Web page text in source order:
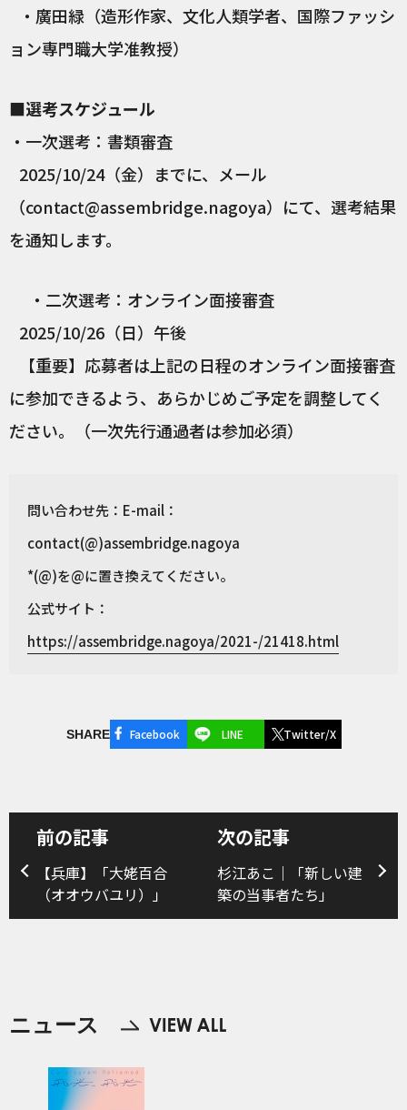
・廣田緑（造形作家、文化人類学者、国際ファッシ
ョン専門職大学准教授）
■選考スケジュール
・一次選考：書類審査
2025/10/24（金）までに、メール
（contact@assembridge.nagoya）にて、選考結果
を通知します。
・二次選考：オンライン面接審査
2025/10/26（日）午後
【重要】応募者は上記の日程のオンライン面接審査
に参加できるよう、あらかじめご予定を調整してく
ださい。（一次先行通過者は参加必須）
問い合わせ先：E-mail：
contact(@)assembridge.nagoya
*(@)を@に置き換えてください。
公式サイト：
https://assembridge.nagoya/2021-/21418.html
SHARE Facebook LINE Twitter/X
前の記事
【兵庫】「大姥百合
（オオウバユリ）」
次の記事
杉江あこ｜「新しい建
築の当事者たち」
ニュース